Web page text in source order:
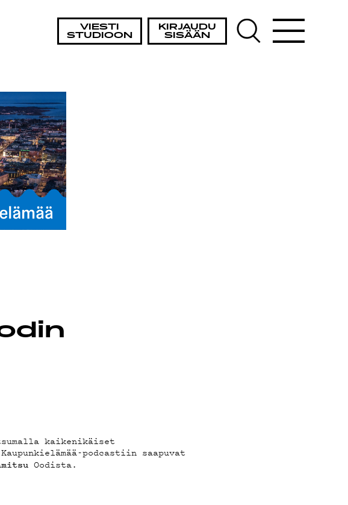
VIESTI
STUDIOON
KIRJAUDU
SISÄÄN
kaikenikäiset
podcastiin saapuvat
Oodista.